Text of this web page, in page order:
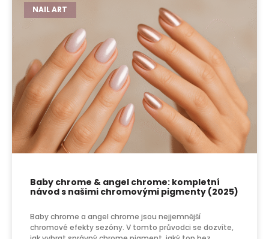
NAIL ART
Baby chrome & angel chrome: kompletní
návod s našimi chromovými pigmenty (2025)
Baby chrome a angel chrome jsou nejjemnější
chromové efekty sezóny. V tomto průvodci se dozvíte,